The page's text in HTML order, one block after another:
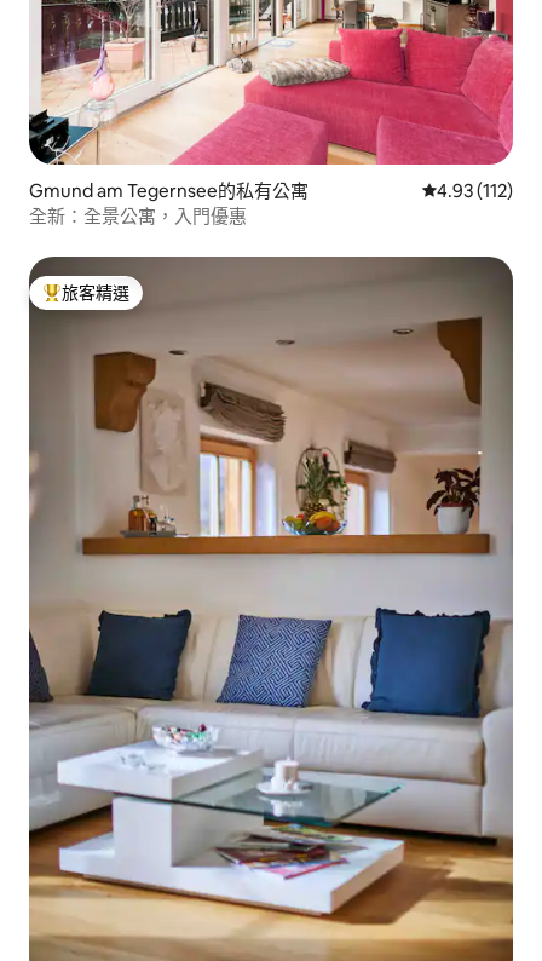
Gmund am Tegernsee的私有公寓 從 112 則評價
4.93 (112)
全新：全景公寓，入門優惠
旅客精選榜首
旅客精選